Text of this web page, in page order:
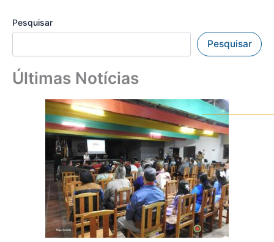
Pesquisar
Pesquisar
Últimas Notícias